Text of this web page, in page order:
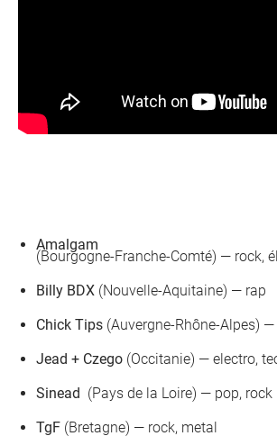
Amalgam
(Bourgogne-Franche-Comté) — rock,
Billy BDX (Nouvelle-Aquitaine) — rap
Chick Tips (Auvergne-Rhône-Alpes)
Jead + Czego (Occitanie) — electro,
Sinead (Pays de la Loire) — pop, rock
TgF (Bretagne) — rock, metal